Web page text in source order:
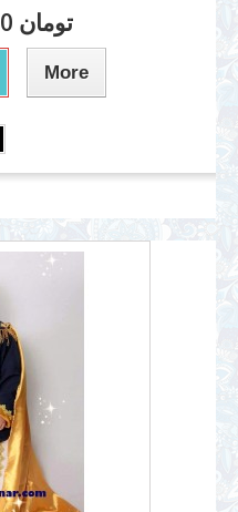
4,500,000 تومان
More